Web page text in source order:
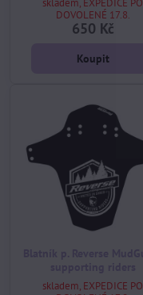
skladem, EXPEDICE PO
DOVOLENÉ 17.8.
650 Kč
Koupit
skladem, EXPEDICE PO